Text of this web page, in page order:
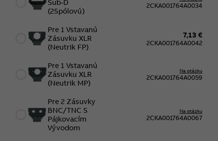
Sub-D
(25pólovú)
2CKA001764A0034
Pre 1 Vstavanú
Zásuvku XLR
(Neutrik FP)
7,13 €
2CKA001764A0042
Pre 1 Vstavanú
Zásuvku XLR
(Neutrik MP)
Na otázku
2CKA001764A0059
Pre 2 Zásuvky
BNC/TNC S
Pájkovacím
Vývodom
Na otázku
2CKA001764A0067